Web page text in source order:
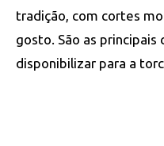
tradição, com cortes
gosto. São as
disponibilizar para a